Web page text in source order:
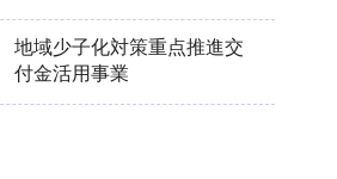
地域少子化対策重点推進交
付金活用事業